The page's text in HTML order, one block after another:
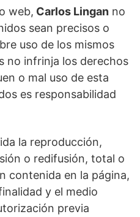
web, Carlos Lingan no
sean precisos o
uso de los mismos
no infrinja los derechos
o mal uso de esta
es responsabilidad
la reproducción,
o redifusión, total o
contenida en la página,
y el medio
previa